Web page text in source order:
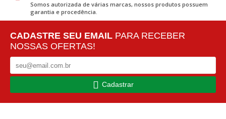
Somos autorizada de várias marcas, nossos produtos possuem
garantia e procedência.
CADASTRE SEU EMAIL PARA RECEBER
NOSSAS OFERTAS!
Cadastrar